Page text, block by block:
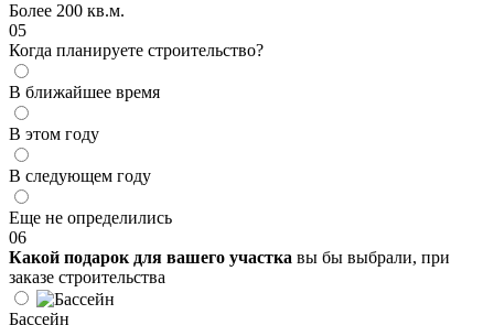
Более 200 кв.м.
05
Когда планируете строительство?
В ближайшее время
В этом году
В следующем году
Еще не определились
06
Какой подарок для вашего участка вы бы выбрали, при
заказе строительства
Бассейн